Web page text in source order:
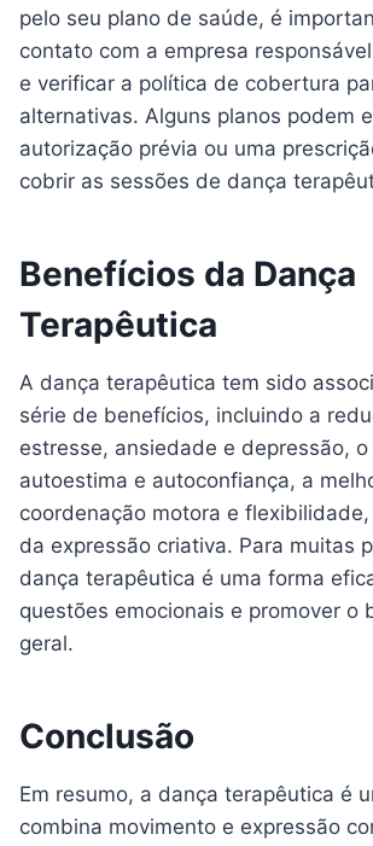
pelo seu plano de saúde, é
contato com a empresa
e verificar a política de cobertura
alternativas. Alguns planos podem
autorização prévia ou uma
cobrir as sessões de dança
Benefícios da Dança
Terapêutica
A dança terapêutica tem sido
série de benefícios, incluindo a
estresse, ansiedade e depressão,
autoestima e autoconfiança, a
coordenação motora e
da expressão criativa. Para muitas
dança terapêutica é uma forma
questões emocionais e promover o
geral.
Conclusão
Em resumo, a dança terapêutica é
combina movimento e expressão